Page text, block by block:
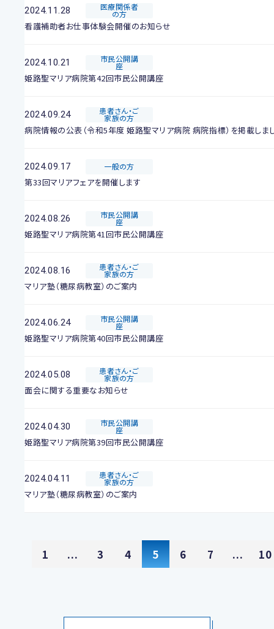
2024.11.28 医療関係者
の方
看護補助者お仕事体験会開催のお知らせ
2024.10.21 市民公開講
座
姫路聖マリア病院第42回市民公開講座
2024.09.24 患者さん・ご
家族の方
病院情報の公表（令和5年度 姫路聖マリア病院 病院指標）を掲載しま
2024.09.17 一般の方
第33回マリアフェアを開催します
2024.08.26 市民公開講
座
姫路聖マリア病院第41回市民公開講座
2024.08.16 患者さん・ご
家族の方
マリア塾（糖尿病教室）のご案内
2024.06.24 市民公開講
座
姫路聖マリア病院第40回市民公開講座
2024.05.08 患者さん・ご
家族の方
面会に関する重要なお知らせ
2024.04.30 市民公開講
座
姫路聖マリア病院第39回市民公開講座
2024.04.11 患者さん・ご
家族の方
マリア塾（糖尿病教室）のご案内
1 ... 3 4 5 6 7 ... 10